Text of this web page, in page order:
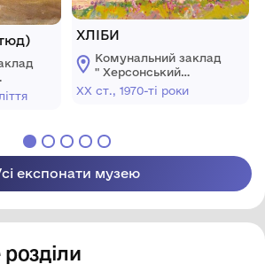
ХЛІБИ
Комунальний заклад
" Херсонський
обласний художній
музей ім.
ХХ ст., 1970-ті роки
експонати музею